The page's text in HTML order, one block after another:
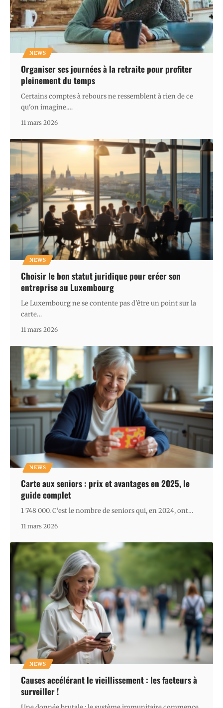
NEWS
Organiser ses journées à la retraite pour profiter
pleinement du temps
Certains comptes à rebours ne ressemblent à rien de ce
qu'on imagine.…
11 mars 2026
NEWS
Choisir le bon statut juridique pour créer son
entreprise au Luxembourg
Le Luxembourg ne se contente pas d'être un point sur la
carte…
11 mars 2026
NEWS
Carte aux seniors : prix et avantages en 2025, le
guide complet
1 748 000. C'est le nombre de seniors qui, en 2024, ont…
11 mars 2026
NEWS
Causes accélérant le vieillissement : les facteurs à
surveiller !